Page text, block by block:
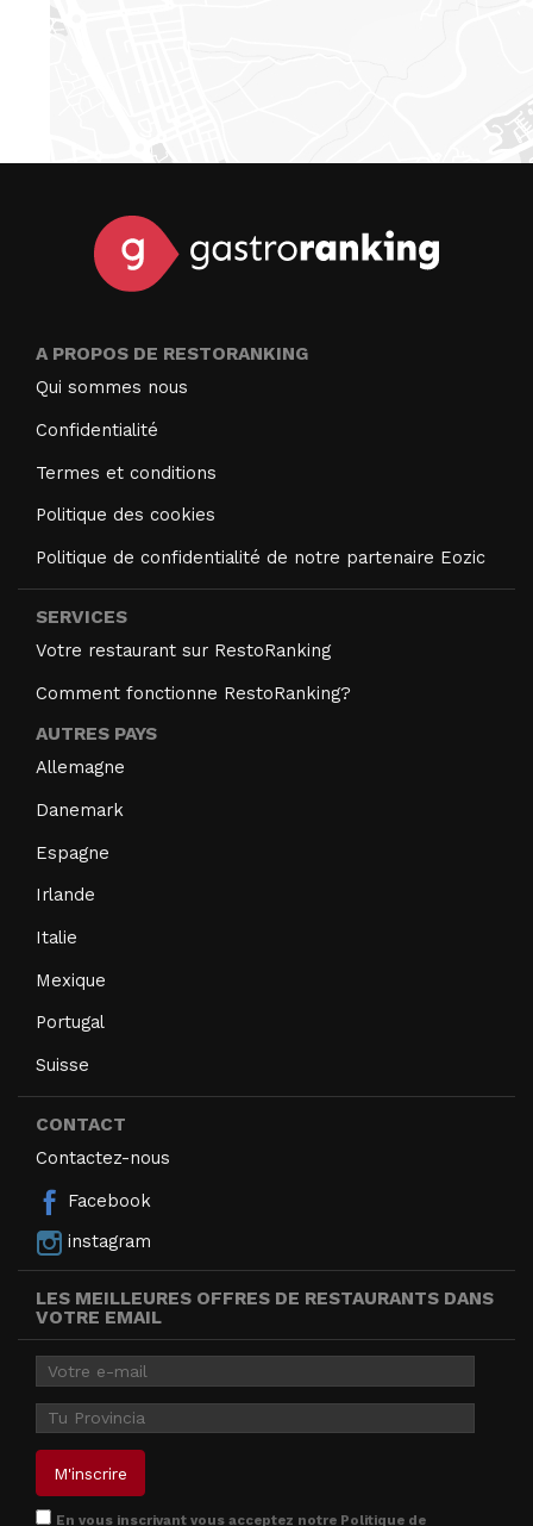
A PROPOS DE RESTORANKING
Qui sommes nous
Confidentialité
Termes et conditions
Politique des cookies
Politique de confidentialité de notre partenaire Eozic
SERVICES
Votre restaurant sur RestoRanking
Comment fonctionne RestoRanking?
AUTRES PAYS
Allemagne
Danemark
Espagne
Irlande
Italie
Mexique
Portugal
Suisse
CONTACT
Contactez-nous
Facebook
instagram
LES MEILLEURES OFFRES DE RESTAURANTS DANS
VOTRE EMAIL
En vous inscrivant vous acceptez notre Politique de